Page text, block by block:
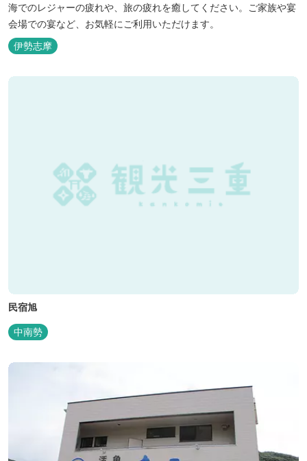
海でのレジャーの疲れや、旅の疲れを癒してください。ご家族や宴
会場での宴など、お気軽にご利用いただけます。
伊勢志摩
民宿旭
中南勢